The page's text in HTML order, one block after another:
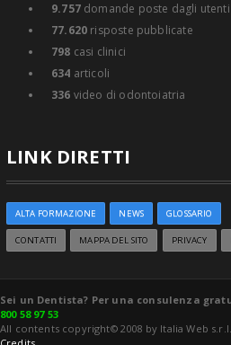
9.757domande poste dagli utenti
77.620 risposte pubblicate
798 casi clinici
634 articoli
336 video di odontoiatria
LINK DIRETTI
ALTA FORMAZIONE NEWS GLOSSARIO
CONTATTI MAPPA DEL SITO PRIVACY
Sei un Dentista? Per una consulenza
800 58 97 53
All contents copyright© 2008 by Italia Web